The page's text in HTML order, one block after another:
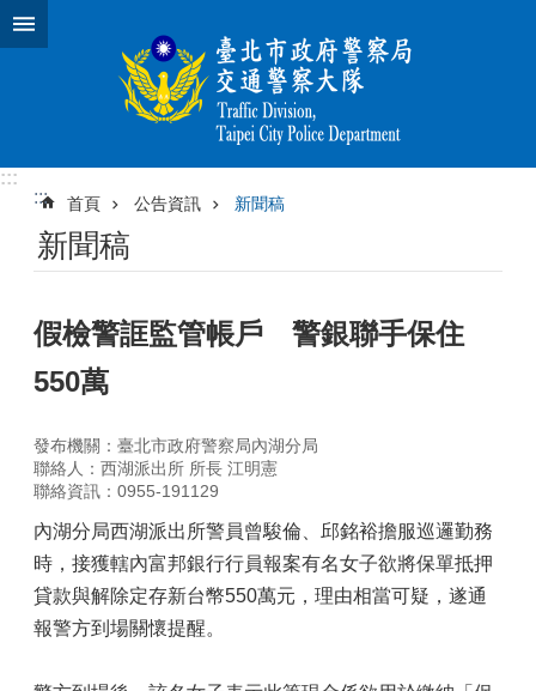
跳到主要內容區塊
:::
:::
首頁 公告資訊 新聞稿
新聞稿
假檢警誆監管帳戶 警銀聯手保住
550萬
發布機關：臺北市政府警察局內湖分局
聯絡人：西湖派出所 所長 江明憲
聯絡資訊：0955-191129
內湖分局西湖派出所警員曾駿倫、邱銘裕擔服巡邏勤務
時，接獲轄內富邦銀行行員報案有名女子欲將保單抵押
貸款與解除定存新台幣550萬元，理由相當可疑，遂通
報警方到場關懷提醒。